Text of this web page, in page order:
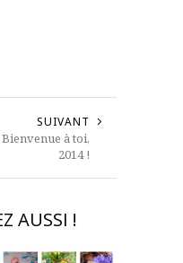
SUIVANT
Bienvenue à toi,
2014 !
AUSSI !